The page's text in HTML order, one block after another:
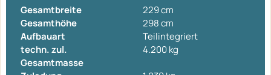
Gesamtbreite
229 cm
Gesamthöhe
298 cm
Aufbauart
Teilintegriert
techn. zul.
Gesamtmasse
4.200 kg